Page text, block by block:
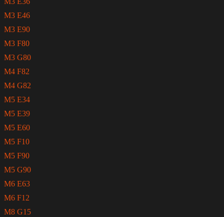
M3 E46
M3 E90
M3 F80
M3 G80
M4 F82
M4 G82
M5 E34
M5 E39
M5 E60
M5 F10
M5 F90
M5 G90
M6 E63
M6 F12
M8 G15